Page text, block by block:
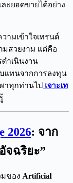
ยอดขายได้อย่าง
ามเข้าใจเทรนด์
มสวยงาม แต่คือ
ำเนินงาน
บแทนจากการลงทุน
าทุกท่านไป เจาะเท
2026: จาก
จฉริยะ”
ของ Artificial